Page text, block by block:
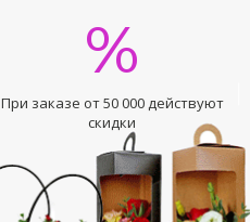
%
При заказе от 50 000 действуют
скидки